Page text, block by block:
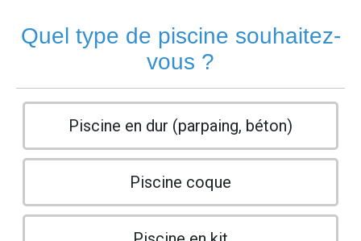
Quel type de piscine souhaitez-
vous ?
Piscine en dur (parpaing, béton)
Piscine coque